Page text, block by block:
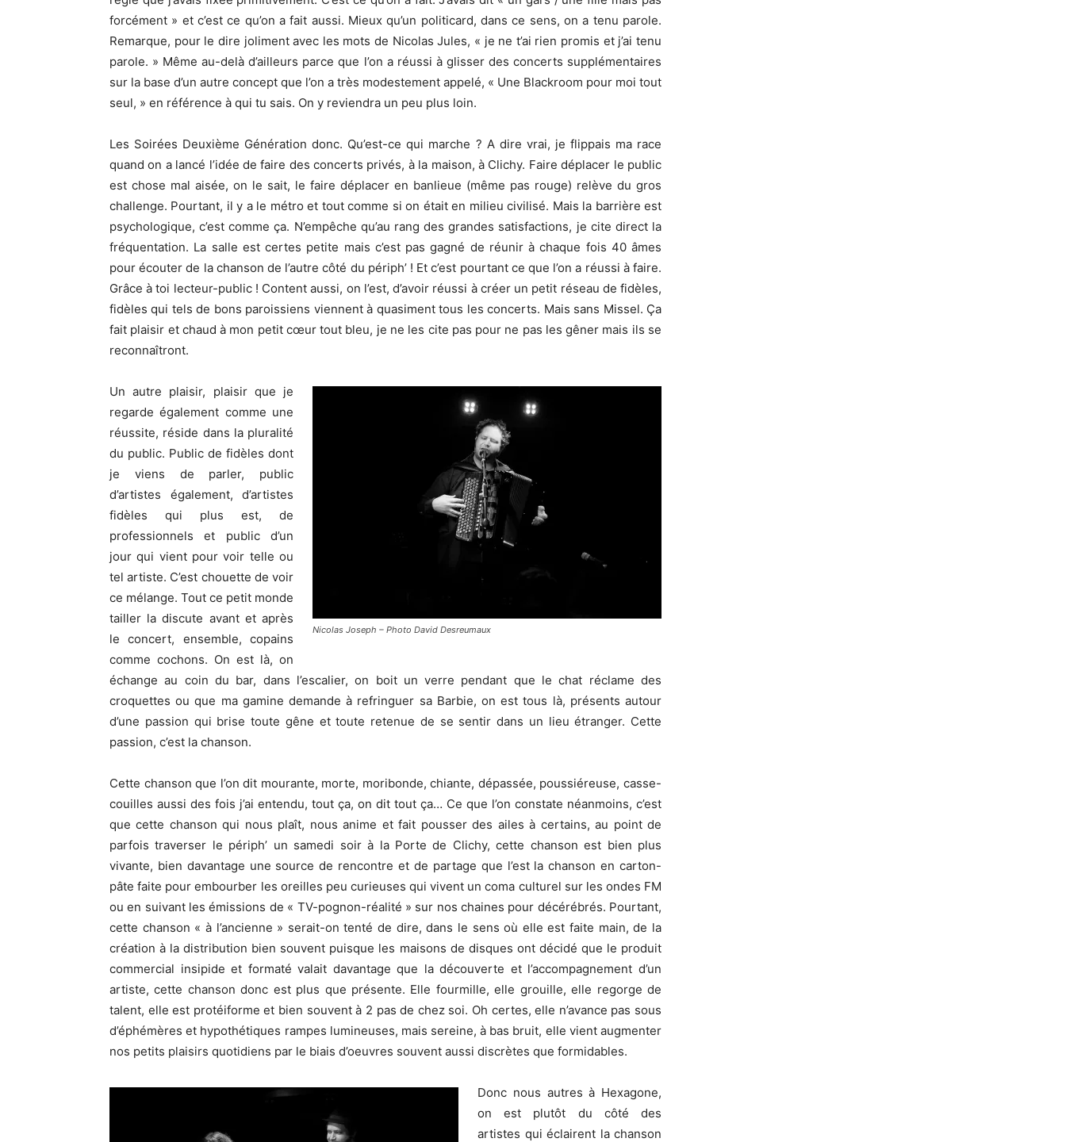
forcément » et c’est ce qu’on a fait aussi. Mieux qu’un politicard, dans ce sens, on a tenu parole.
Remarque, pour le dire joliment avec les mots de Nicolas Jules, « je ne t’ai rien promis et j’ai tenu
parole. » Même au-delà d’ailleurs parce que l’on a réussi à glisser des concerts supplémentaires
sur la base d’un autre concept que l’on a très modestement appelé, « Une Blackroom pour moi tout
seul, » en référence à qui tu sais. On y reviendra un peu plus loin.
Les Soirées Deuxième Génération donc. Qu’est-ce qui marche ? A dire vrai, je flippais ma race
quand on a lancé l’idée de faire des concerts privés, à la maison, à Clichy. Faire déplacer le public
est chose mal aisée, on le sait, le faire déplacer en banlieue (même pas rouge) relève du gros
challenge. Pourtant, il y a le métro et tout comme si on était en milieu civilisé. Mais la barrière est
psychologique, c’est comme ça. N’empêche qu’au rang des grandes satisfactions, je cite direct la
fréquentation. La salle est certes petite mais c’est pas gagné de réunir à chaque fois 40 âmes
pour écouter de la chanson de l’autre côté du périph’ ! Et c’est pourtant ce que l’on a réussi à faire.
Grâce à toi lecteur-public ! Content aussi, on l’est, d’avoir réussi à créer un petit réseau de fidèles,
fidèles qui tels de bons paroissiens viennent à quasiment tous les concerts. Mais sans Missel. Ça
fait plaisir et chaud à mon petit cœur tout bleu, je ne les cite pas pour ne pas les gêner mais ils se
reconnaîtront.
Nicolas Joseph – Photo David Desreumaux
Un autre plaisir, plaisir que je
regarde également comme une
réussite, réside dans la pluralité
du public. Public de fidèles dont
je viens de parler, public
d’artistes également, d’artistes
fidèles qui plus est, de
professionnels et public d’un
jour qui vient pour voir telle ou
tel artiste. C’est chouette de voir
ce mélange. Tout ce petit monde
tailler la discute avant et après
le concert, ensemble, copains
comme cochons. On est là, on
échange au coin du bar, dans l’escalier, on boit un verre pendant que le chat réclame des
croquettes ou que ma gamine demande à refringuer sa Barbie, on est tous là, présents autour
d’une passion qui brise toute gêne et toute retenue de se sentir dans un lieu étranger. Cette
passion, c’est la chanson.
Cette chanson que l’on dit mourante, morte, moribonde, chiante, dépassée, poussiéreuse, casse-
couilles aussi des fois j’ai entendu, tout ça, on dit tout ça… Ce que l’on constate néanmoins, c’est
que cette chanson qui nous plaît, nous anime et fait pousser des ailes à certains, au point de
parfois traverser le périph’ un samedi soir à la Porte de Clichy, cette chanson est bien plus
vivante, bien davantage une source de rencontre et de partage que l’est la chanson en carton-
pâte faite pour embourber les oreilles peu curieuses qui vivent un coma culturel sur les ondes FM
ou en suivant les émissions de « TV-pognon-réalité » sur nos chaines pour décérébrés. Pourtant,
cette chanson « à l’ancienne » serait-on tenté de dire, dans le sens où elle est faite main, de la
création à la distribution bien souvent puisque les maisons de disques ont décidé que le produit
commercial insipide et formaté valait davantage que la découverte et l’accompagnement d’un
artiste, cette chanson donc est plus que présente. Elle fourmille, elle grouille, elle regorge de
talent, elle est protéiforme et bien souvent à 2 pas de chez soi. Oh certes, elle n’avance pas sous
d’éphémères et hypothétiques rampes lumineuses, mais sereine, à bas bruit, elle vient augmenter
nos petits plaisirs quotidiens par le biais d’oeuvres souvent aussi discrètes que formidables.
Donc nous autres à Hexagone,
on est plutôt du côté des
artistes qui éclairent la chanson